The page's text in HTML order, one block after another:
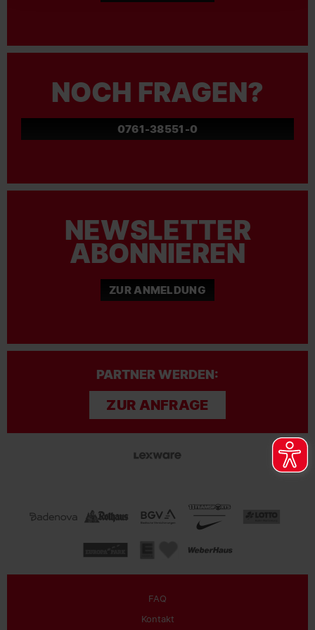
NOCH FRAGEN?
0761-38551-0
NEWSLETTER
ABONNIEREN
ZUR ANMELDUNG
PARTNER WERDEN:
ZUR ANFRAGE
FAQ
Kontakt